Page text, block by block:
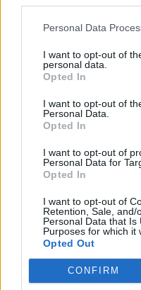
Personal Data
I want to opt-out of
personal data.
Opted In
I want to opt-out of
Personal Data.
Opted In
I want to opt-out of
Personal Data for
Opted In
I want to opt-out of
Retention, Sale, and/
Personal Data that Is
Purposes for which it
Opted Out
CONFIRM
Žiaurus išpuolis
klinikose –
sulaužytas
paslaugas teikia
54 turi SMP skyrius.
Valstybinės ligonių